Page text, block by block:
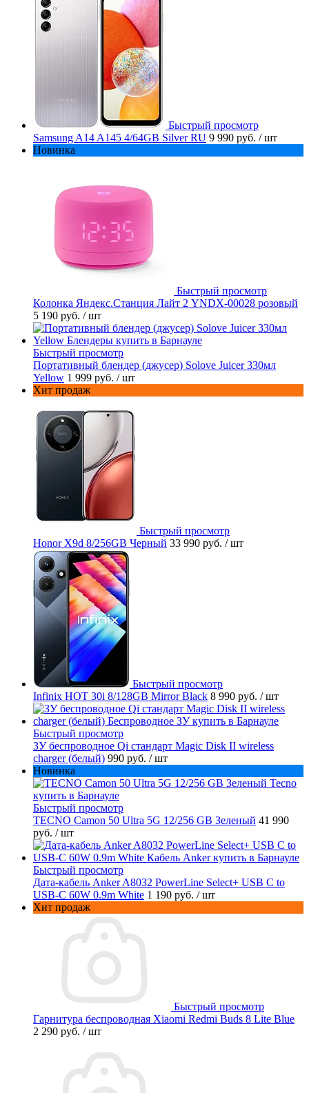
Быстрый просмотр
Samsung A14 A145 4/64GB Silver RU 9 990 руб. / шт
Новинка
Быстрый просмотр
Колонка Яндекс.Станция Лайт 2 YNDX-00028 розовый
5 190 руб. / шт
Быстрый просмотр
Портативный блендер (джусер) Solove Juicer 330мл
Yellow 1 999 руб. / шт
Хит продаж
Быстрый просмотр
Honor X9d 8/256GB Черный 33 990 руб. / шт
Быстрый просмотр
Infinix HOT 30i 8/128GB Mirror Black 8 990 руб. / шт
Быстрый просмотр
ЗУ беспроводное Qi стандарт Magic Disk II wireless
charger (белый) 990 руб. / шт
Новинка
Быстрый просмотр
TECNO Camon 50 Ultra 5G 12/256 GB Зеленый 41 990
руб. / шт
Быстрый просмотр
Дата-кабель Anker A8032 PowerLine Select+ USB C to
USB-C 60W 0.9m White 1 190 руб. / шт
Хит продаж
Быстрый просмотр
Гарнитура беспроводная Xiaomi Redmi Buds 8 Lite Blue
2 290 руб. / шт